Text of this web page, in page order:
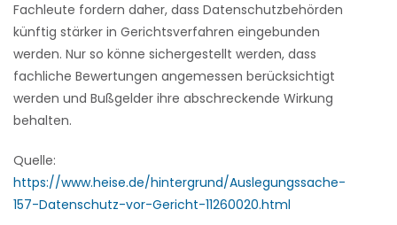
Fachleute fordern daher, dass Datenschutzbehörden
künftig stärker in Gerichtsverfahren eingebunden
werden. Nur so könne sichergestellt werden, dass
fachliche Bewertungen angemessen berücksichtigt
werden und Bußgelder ihre abschreckende Wirkung
behalten.
Quelle:
https://www.heise.de/hintergrund/Auslegungssache-
157-Datenschutz-vor-Gericht-11260020.html